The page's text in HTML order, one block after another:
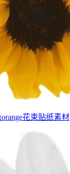
花束贴纸素材